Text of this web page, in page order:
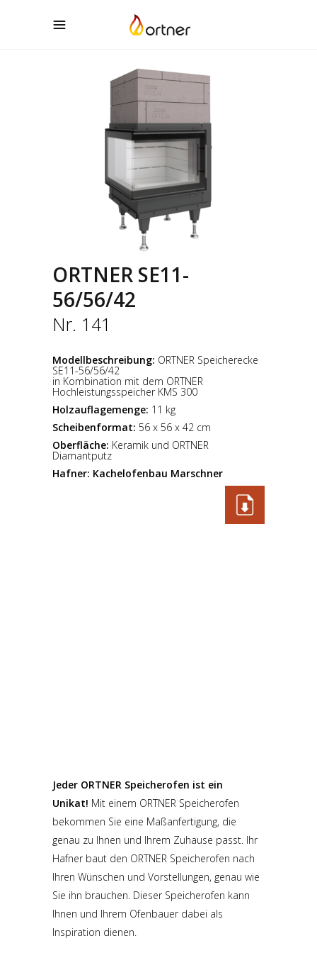
ORTNER SE11-
56/56/42
Nr. 141
Modellbeschreibung: ORTNER Speicherecke
SE11-56/56/42
in Kombination mit dem ORTNER
Hochleistungsspeicher KMS 300
Holzauflagemenge: 11 kg
Scheibenformat: 56 x 56 x 42 cm
Oberfläche: Keramik und ORTNER
Diamantputz
Hafner: Kachelofenbau Marschner
Jeder ORTNER Speicherofen ist ein
Unikat! Mit einem ORTNER Speicherofen
bekommen Sie eine Maßanfertigung, die
genau zu Ihnen und Ihrem Zuhause passt. Ihr
Hafner baut den ORTNER Speicherofen nach
Ihren Wünschen und Vorstellungen, genau wie
Sie ihn brauchen. Dieser Speicherofen kann
Ihnen und Ihrem Ofenbauer dabei als
Inspiration dienen.